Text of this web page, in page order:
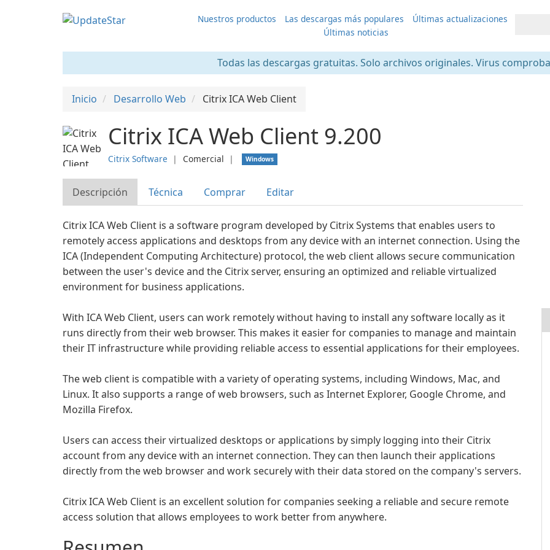
Nuestros productos Las descargas más populares
Últimas actualizaciones
Últimas noticias
Todas las descargas gratuitas. Solo archivos originales. Virus
Inicio Desarrollo Web Citrix ICA Web Client
Citrix ICA Web Client 9.200
Citrix Software ❘ Comercial ❘ Windows
Descripción Técnica Comprar Editar
Citrix ICA Web Client is a software program developed by Citrix Systems that enables users to
remotely access applications and desktops from any device with an internet connection. Using the
ICA (Independent Computing Architecture) protocol, the web client allows secure communication
between the user's device and the Citrix server, ensuring an optimized and reliable virtualized
environment for business applications.
With ICA Web Client, users can work remotely without having to install any software locally as it
runs directly from their web browser. This makes it easier for companies to manage and maintain
their IT infrastructure while providing reliable access to essential applications for their employees.
The web client is compatible with a variety of operating systems, including Windows, Mac, and
Linux. It also supports a range of web browsers, such as Internet Explorer, Google Chrome, and
Mozilla Firefox.
Users can access their virtualized desktops or applications by simply logging into their Citrix
account from any device with an internet connection. They can then launch their applications
directly from the web browser and work securely with their data stored on the company's servers.
Citrix ICA Web Client is an excellent solution for companies seeking a reliable and secure remote
access solution that allows employees to work better from anywhere.